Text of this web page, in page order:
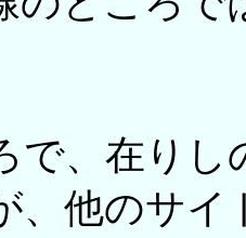
で、在りし
、他のサイ